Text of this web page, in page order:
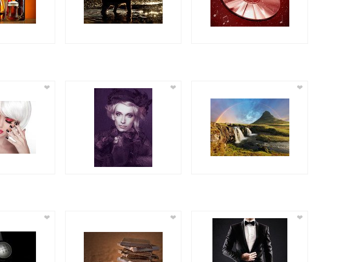
❤ ❤ ❤
❤ ❤ ❤